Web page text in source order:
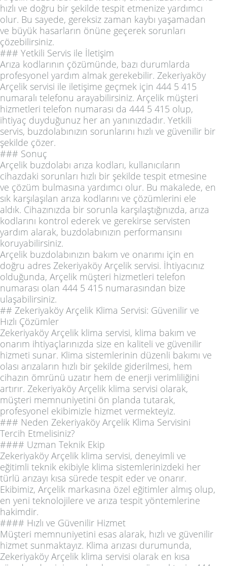
hızlı ve doğru bir şekilde tespit etmenize yardımcı
olur. Bu sayede, gereksiz zaman kaybı yaşamadan
ve büyük hasarların önüne geçerek sorunları
çözebilirsiniz.
### Yetkili Servis ile İletişim
Arıza kodlarının çözümünde, bazı durumlarda
profesyonel yardım almak gerekebilir. Zekeriyaköy
Arçelik servisi ile iletişime geçmek için 444 5 415
numaralı telefonu arayabilirsiniz. Arçelik müşteri
hizmetleri telefon numarası da 444 5 415 olup,
ihtiyaç duyduğunuz her an yanınızdadır. Yetkili
servis, buzdolabınızın sorunlarını hızlı ve güvenilir bir
şekilde çözer.
### Sonuç
Arçelik buzdolabı arıza kodları, kullanıcıların
cihazdaki sorunları hızlı bir şekilde tespit etmesine
ve çözüm bulmasına yardımcı olur. Bu makalede, en
sık karşılaşılan arıza kodlarını ve çözümlerini ele
aldık. Cihazınızda bir sorunla karşılaştığınızda, arıza
kodlarını kontrol ederek ve gerekirse servisten
yardım alarak, buzdolabınızın performansını
koruyabilirsiniz.
Arçelik buzdolabınızın bakım ve onarımı için en
doğru adres Zekeriyaköy Arçelik servisi. İhtiyacınız
olduğunda, Arçelik müşteri hizmetleri telefon
numarası olan 444 5 415 numarasından bize
ulaşabilirsiniz.
## Zekeriyaköy Arçelik Klima Servisi: Güvenilir ve
Hızlı Çözümler
Zekeriyaköy Arçelik klima servisi, klima bakım ve
onarım ihtiyaçlarınızda size en kaliteli ve güvenilir
hizmeti sunar. Klima sistemlerinin düzenli bakımı ve
olası arızaların hızlı bir şekilde giderilmesi, hem
cihazın ömrünü uzatır hem de enerji verimliliğini
artırır. Zekeriyaköy Arçelik klima servisi olarak,
müşteri memnuniyetini ön planda tutarak,
profesyonel ekibimizle hizmet vermekteyiz.
### Neden Zekeriyaköy Arçelik Klima Servisini
Tercih Etmelisiniz?
#### Uzman Teknik Ekip
Zekeriyaköy Arçelik klima servisi, deneyimli ve
eğitimli teknik ekibiyle klima sistemlerinizdeki her
türlü arızayı kısa sürede tespit eder ve onarır.
Ekibimiz, Arçelik markasına özel eğitimler almış olup,
en yeni teknolojilere ve arıza tespit yöntemlerine
hakimdir.
#### Hızlı ve Güvenilir Hizmet
Müşteri memnuniyetini esas alarak, hızlı ve güvenilir
hizmet sunmaktayız. Klima arızası durumunda,
Zekeriyaköy Arçelik klima servisi olarak en kısa